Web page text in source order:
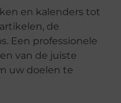
en kalenders tot
de
Een professionele
van de juiste
uw doelen te